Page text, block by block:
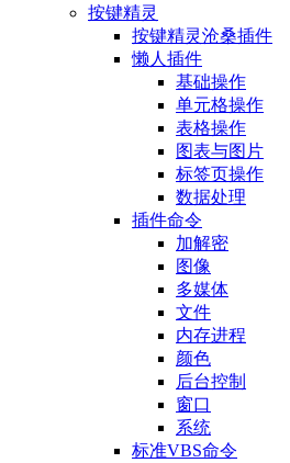
按键精灵
按键精灵沧桑插件
懒人插件
基础操作
单元格操作
表格操作
图表与图片
标签页操作
数据处理
插件命令
加解密
图像
多媒体
文件
内存进程
颜色
后台控制
窗口
系统
标准VBS命令